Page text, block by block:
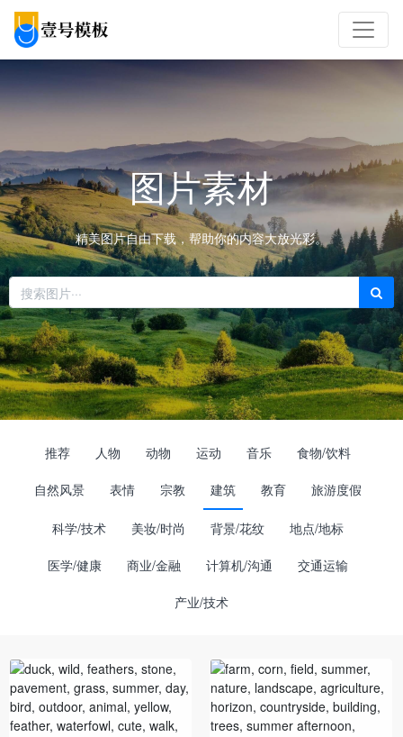
图片素材
精美图片自由下载，帮助你的内容大放光彩。
推荐 人物 动物 运动 音乐 食物/饮料
自然风景 表情 宗教 建筑 教育 旅游度假
科学/技术 美妆/时尚 背景/花纹 地点/地标
医学/健康 商业/金融 计算机/沟通 交通运输
产业/技术